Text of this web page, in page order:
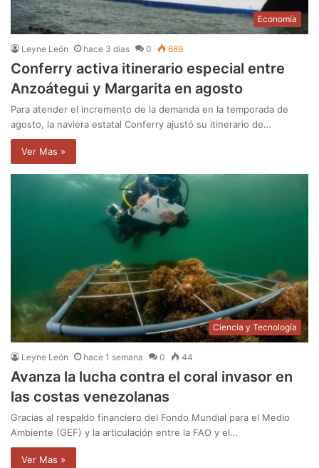
Economía
Leyne León hace 3 días 0 689
Conferry activa itinerario especial entre
Anzoátegui y Margarita en agosto
Para atender el incremento de la demanda en la temporada de
agosto, la naviera estatal Conferry ajustó su itinerario de…
Ver Mas »
Ciencia y Tecnología
Leyne León hace 1 semana 0 44
Avanza la lucha contra el coral invasor en
las costas venezolanas
Gracias al respaldo financiero del Fondo Mundial para el Medio
Ambiente (GEF) y la articulación entre la FAO y el…
Ver Mas »